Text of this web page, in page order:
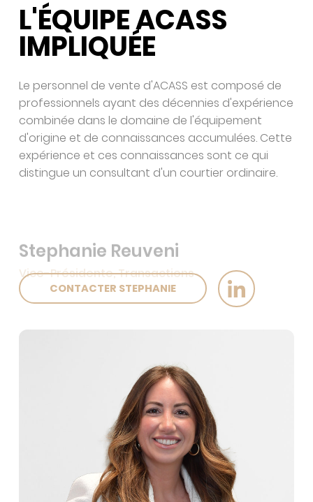
L'ÉQUIPE ACASS
IMPLIQUÉE
Le personnel de vente d'ACASS est composé de
professionnels ayant des décennies d'expérience
combinée dans le domaine de l'équipement
d'origine et de connaissances accumulées. Cette
expérience et ces connaissances sont ce qui
distingue un consultant d'un courtier ordinaire.
Vice-Présidente, Transactions
CONTACTER STEPHANIE